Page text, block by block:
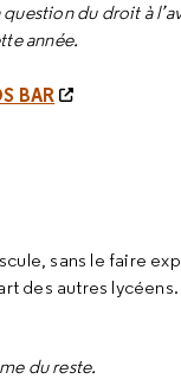
du droit à
année.
BAR
sans le faire
des autres
du reste.